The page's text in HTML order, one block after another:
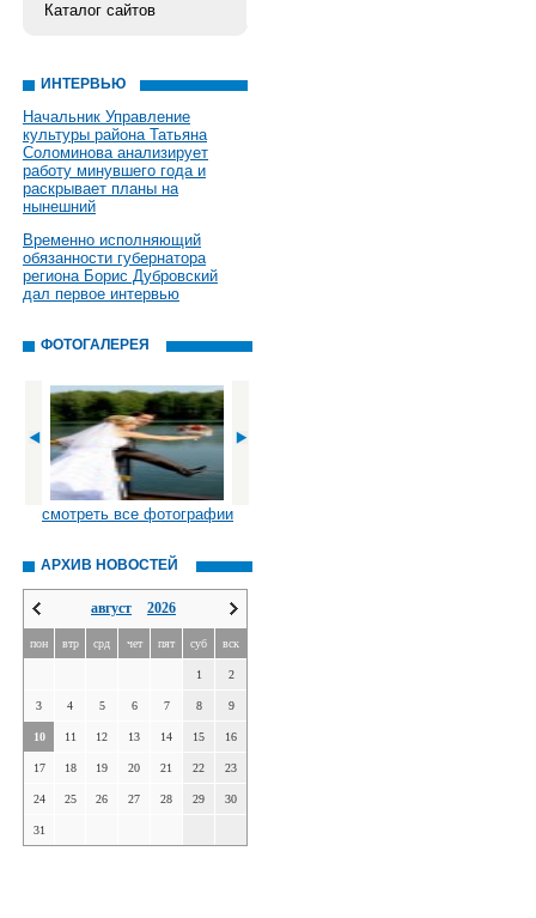
Каталог сайтов
ИНТЕРВЬЮ
Начальник Управление
культуры района Татьяна
Соломинова анализирует
работу минувшего года и
раскрывает планы на
нынешний
Временно исполняющий
обязанности губернатора
региона Борис Дубровский
дал первое интервью
ФОТОГАЛЕРЕЯ
смотреть все фотографии
АРХИВ НОВОСТЕЙ
август 2026
пон втр срд чет пят суб вск
1 2
3 4 5 6 7 8 9
10 11 12 13 14 15 16
17 18 19 20 21 22 23
24 25 26 27 28 29 30
31